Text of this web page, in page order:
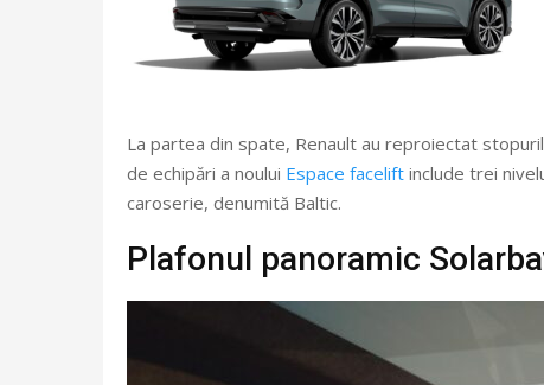
La partea din spate, Renault au reproiectat
de echipări a noului Espace facelift include trei
caroserie, denumită Baltic.
Plafonul panoramic